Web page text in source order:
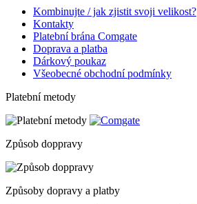
Kombinujte / jak zjistit svoji velikost?
Kontakty
Platební brána Comgate
Doprava a platba
Dárkový poukaz
Všeobecné obchodní podmínky
Platební metody
Způsob doppravy
Způsoby dopravy a platby